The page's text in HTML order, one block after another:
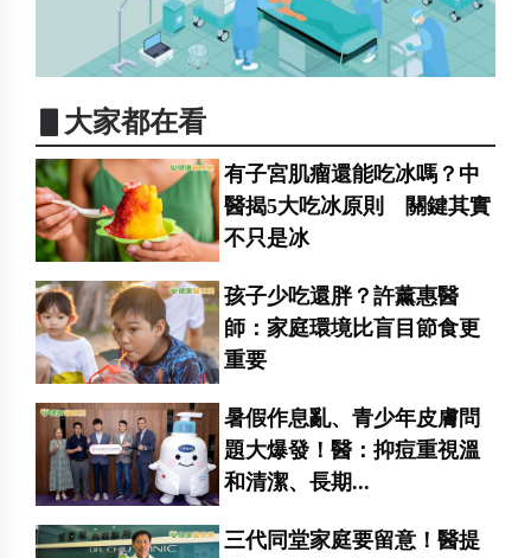
▋大家都在看
有子宮肌瘤還能吃冰嗎？中
醫揭5大吃冰原則 關鍵其實
不只是冰
孩子少吃還胖？許薰惠醫
師：家庭環境比盲目節食更
重要
暑假作息亂、青少年皮膚問
題大爆發！醫：抑痘重視溫
和清潔、長期...
三代同堂家庭要留意！醫提